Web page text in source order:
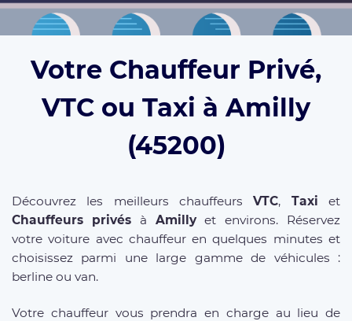
Votre Chauffeur Privé,
VTC ou Taxi à Amilly
(45200)
Découvrez les meilleurs chauffeursVTC, Taxi et
Chauffeurs privésà Amillyet environs. Réservez
votre voiture avec chauffeur en quelques minutes et
choisissez parmi une large gamme de véhicules :
berline ou van.
Votre chauffeur vous prendra en charge au lieu de